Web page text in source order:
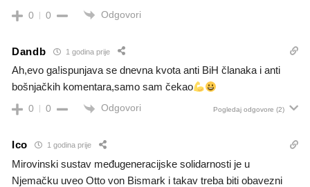
0 0 Odgovori
Dandb 1 godina prije
Ah,evo ga!ispunjava se dnevna kvota anti BiH članaka i anti
bošnjačkih komentara,samo sam čekao
0 0 Odgovori Pogledaj odgovore (2)
Ico 1 godina prije
Mirovinski sustav međugeneracijske solidarnosti je u
Njemačku uveo Otto von Bismark i takav treba biti obavezni